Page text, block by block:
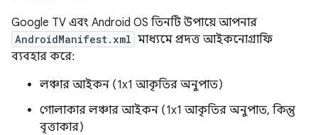
Google TV এবং Android OS তিনটি উপায়ে আপনার
AndroidManifest.xml মাধ্যমে প্রদত্ত আইকনোগ্রাফি
ব্যবহার করে:
লঞ্চার আইকন (1x1 আকৃতির অনুপাত)
গোলাকার লঞ্চার আইকন (1x1 আকৃতির অনুপাত, কিন্তু
বৃত্তাকার)